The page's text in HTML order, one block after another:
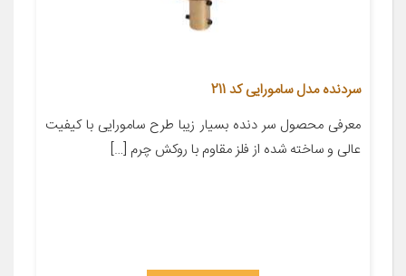
سردنده مدل سامورایی کد 211
معرفی محصول سر دنده بسیار زیبا طرح سامورایی با کیفیت
عالی و ساخته شده از فلز مقاوم با روکش چرم […]